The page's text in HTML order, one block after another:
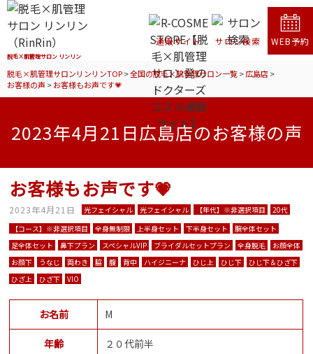
脱毛×肌管理サロン リンリン
通販サイト サロン検索 WEB予約
脱毛×肌管理サロンリンリンTOP>全国の脱毛×肌管理サロン一覧>広島店>
お客様の声 >お客様もお声です💗
2023年4月21日広島店のお客様の声
お客様もお声です💗
2023年4月21日 光フェイシャル 光フェイシャル 【年代】※非選択項目
20代
【コース】※非選択項目
全身無制限 上半身セット 下半身セット
腕全体セット
足全体セット
鼻下プラン スペシャルVIP ブライダルセットプラン 全身脱毛
お顔全体
お顔下
うなじ 両わき 脇 腹 背中 ハイジニーナ ひじ上 ひじ下
ひじ下＆ひざ下
ひざ上
ひざ下 VIO
お名前 M
年齢 ２０代前半